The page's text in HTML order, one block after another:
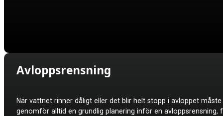
Avloppsrensning
När vattnet rinner dåligt eller det blir helt stopp i avloppet
genomför alltid en grundlig planering inför en